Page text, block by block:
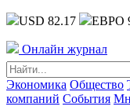
USD 82.17 ЕВРО
Онлайн журнал
Экономика Общество
компаний События